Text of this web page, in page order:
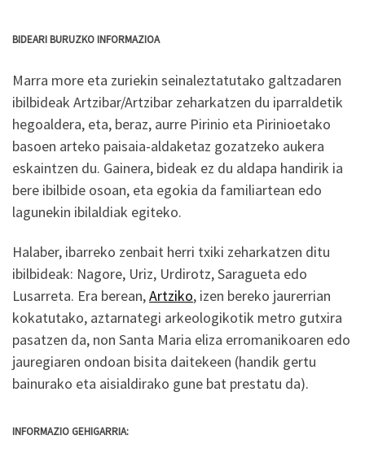
BIDEARI BURUZKO INFORMAZIOA
Marra more eta zuriekin seinaleztatutako galtzadaren
ibilbideak Artzibar/Artzibar zeharkatzen du iparraldetik
hegoaldera, eta, beraz, aurre Pirinio eta Pirinioetako
basoen arteko paisaia-aldaketaz gozatzeko aukera
eskaintzen du. Gainera, bideak ez du aldapa handirik ia
bere ibilbide osoan, eta egokia da familiartean edo
lagunekin ibilaldiak egiteko.
Halaber, ibarreko zenbait herri txiki zeharkatzen ditu
ibilbideak: Nagore, Uriz, Urdirotz, Saragueta edo
Lusarreta. Era berean,Artziko, izen bereko jaurerrian
kokatutako, aztarnategi arkeologikotik metro gutxira
pasatzen da, non Santa Maria eliza erromanikoaren edo
jauregiaren ondoan bisita daitekeen (handik gertu
bainurako eta aisialdirako gune bat prestatu da).
INFORMAZIO GEHIGARRIA: